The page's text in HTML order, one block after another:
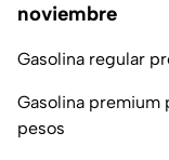
noviembre
Gasolina regular
Gasolina
pesos